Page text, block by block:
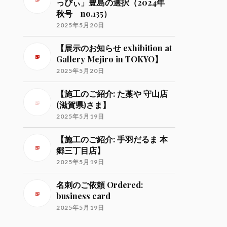
っぴぃ」豊島の選択（2024年
秋号 no.135）
2025年5月20日
【展示のお知らせ exhibition at
Gallery Mejiro in TOKYO】
2025年5月20日
【施工のご紹介: た藁や 守山店
(滋賀県)さま】
2025年5月19日
【施工のご紹介: 手羽だるま 本
郷三丁目店】
2025年5月19日
名刺のご依頼 Ordered:
business card
2025年5月19日